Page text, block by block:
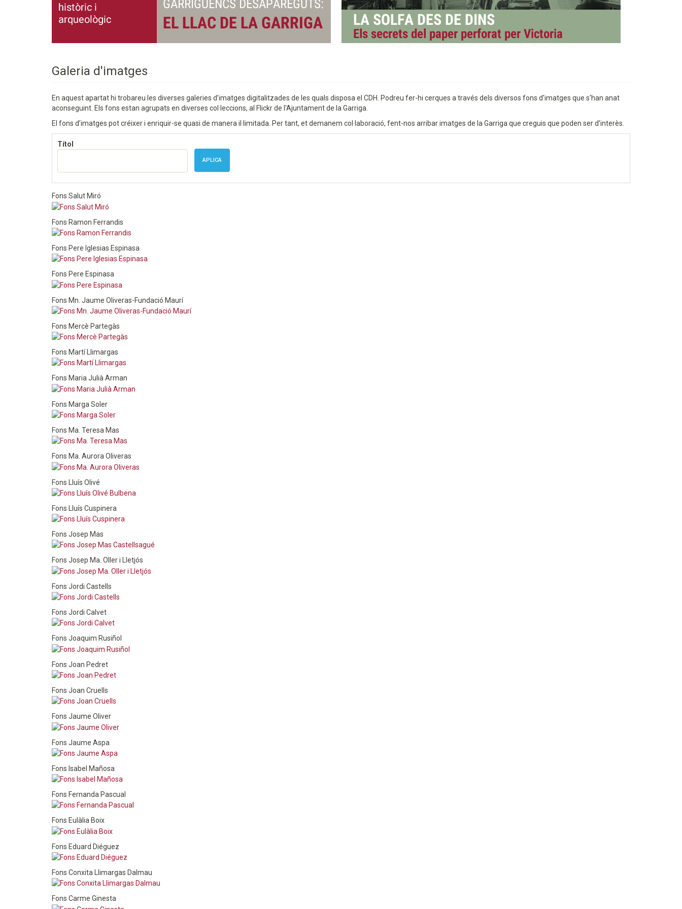
Galeria d'imatges
En aquest apartat hi trobareu les diverses galeries d’imatges digitalitzades de les quals disposa el CDH. Podreu fer-hi cerques a través dels diversos fons d'imatges que s'han anat
aconseguint. Els fons estan agrupats en diverses col·leccions, al Flickr de l'Ajuntament de la Garriga.
El fons d’imatges pot créixer i enriquir-se quasi de manera il·limitada. Per tant, et demanem col·laboració, fent-nos arribar imatges de la Garriga que creguis que poden ser d’interès.
Títol
APLICA
Fons Salut Miró
Fons Ramon Ferrandis
Fons Pere Iglesias Espinasa
Fons Pere Espinasa
Fons Mn. Jaume Oliveras-Fundació Maurí
Fons Mercè Partegàs
Fons Martí Llimargas
Fons Maria Julià Arman
Fons Marga Soler
Fons Ma. Teresa Mas
Fons Ma. Aurora Oliveras
Fons Lluís Olivé
Fons Lluís Cuspinera
Fons Josep Mas
Fons Josep Ma. Oller i Lletjós
Fons Jordi Castells
Fons Jordi Calvet
Fons Joaquim Rusiñol
Fons Joan Pedret
Fons Joan Cruells
Fons Jaume Oliver
Fons Jaume Aspa
Fons Isabel Mañosa
Fons Fernanda Pascual
Fons Eulàlia Boix
Fons Eduard Diéguez
Fons Conxita Llimargas Dalmau
Fons Carme Ginesta